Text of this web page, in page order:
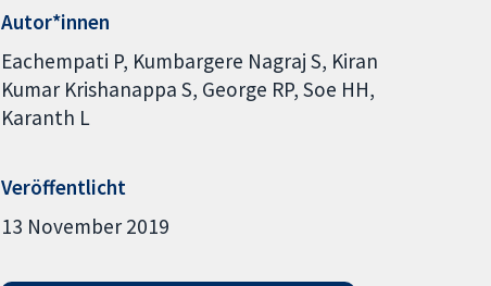
Autor*innen
Eachempati P Kumbargere Nagraj S Kiran
Kumar Krishanappa S George RP Soe HH
Karanth L
Veröffentlicht
13 November 2019